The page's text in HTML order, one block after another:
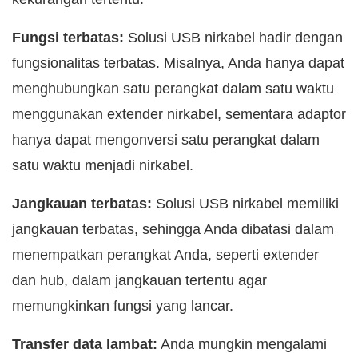
Fungsi terbatas: Solusi USB nirkabel hadir dengan
fungsionalitas terbatas. Misalnya, Anda hanya dapat
menghubungkan satu perangkat dalam satu waktu
menggunakan extender nirkabel, sementara adaptor
hanya dapat mengonversi satu perangkat dalam
satu waktu menjadi nirkabel.
Jangkauan terbatas: Solusi USB nirkabel memiliki
jangkauan terbatas, sehingga Anda dibatasi dalam
menempatkan perangkat Anda, seperti extender
dan hub, dalam jangkauan tertentu agar
memungkinkan fungsi yang lancar.
Transfer data lambat: Anda mungkin mengalami